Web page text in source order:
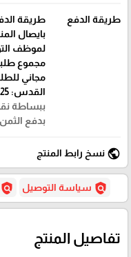
طريقة الدفع
طريقة
بايصال
القدس: 25 مناطق 48: 60 شيكل
ببساطة
بدفع
public نسخ رابط المنتج
policy سياسة التوصيل policy
تفاصيل المنتج